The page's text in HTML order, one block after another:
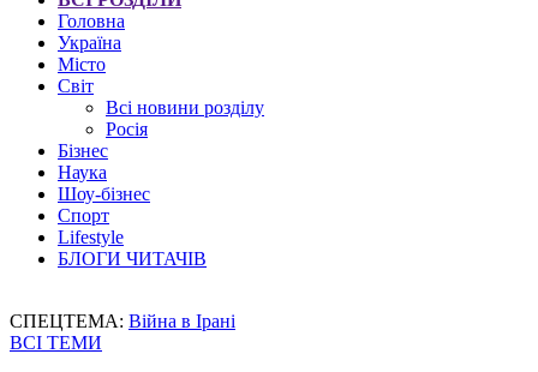
Головна
Україна
Місто
Світ
Всі новини розділу
Росія
Бізнес
Наука
Шоу-бізнес
Спорт
Lifestyle
БЛОГИ ЧИТАЧІВ
СПЕЦТЕМА: Війна в Ірані
ВСІ ТЕМИ